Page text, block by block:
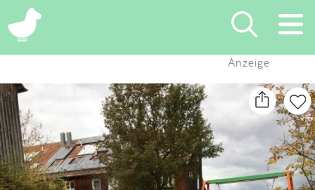
×
Suchen
Eintragen
App
Anzeige